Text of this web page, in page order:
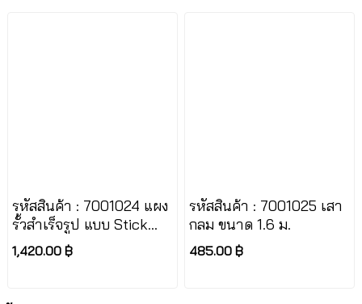
รหัสสินค้า : 7001024 แผง
รั้วสำเร็จรูป แบบ Stick
ขนาด 1.5 x 2.5 ม.
1,420.00 ฿
รหัสสินค้า : 7001025 เสา
กลม ขนาด 1.6 ม.
485.00 ฿